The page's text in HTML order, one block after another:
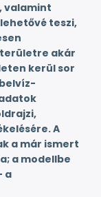
valamint
teszi,
akár
kerül sor
A
a már ismert
a modellbe
a